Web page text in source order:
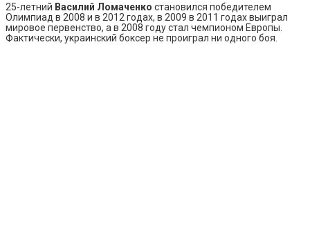
25-летний Василий Ломаченко становился победителем
Олимпиад в 2008 и в 2012 годах, в 2009 в 2011 годах выиграл
мировое первенство, а в 2008 году стал чемпионом Европы.
Фактически, украинский боксер не проиграл ни одного боя.